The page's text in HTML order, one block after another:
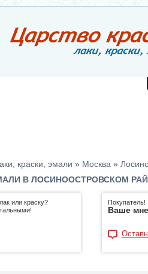
краски, эмали » Москва »
В ЛОСИНООСТРОВСКОМ
или краску?
Покупатель!
Ваше